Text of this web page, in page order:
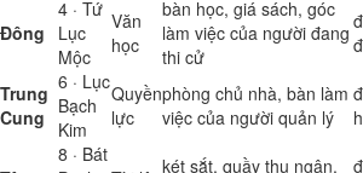
Đông
4 · Tứ
Lục
Mộc
Văn
học
bàn học, giá sách, góc
làm việc của người đang
thi cử
Trung
Cung
6 · Lục
Bạch
Kim
Quyền
lực
phòng chủ nhà, bàn làm
việc của người quản lý
8 · Bát
két sắt, quầy thu ngân,